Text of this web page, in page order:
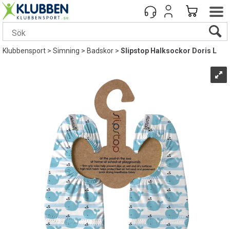
Klubbensport>Simning>Badskor>Slipstop Halksockor Doris L